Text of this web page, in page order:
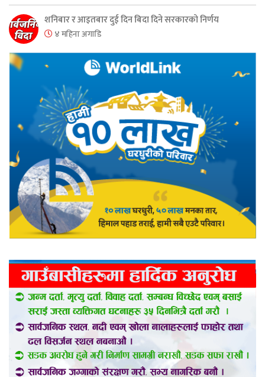
शनिबार र आइतबार दुई दिन बिदा दिने सरकारको निर्णय
४ महिना अगाडि